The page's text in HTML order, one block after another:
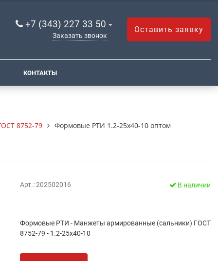
+7 (343) 227 33 50
Заказать звонок
Оставить заявку
КОНТАКТЫ
8752-79 Формовые РТИ 1.2-25х40-10 оптом
Арт.: 202502016 В наличии
Формовые РТИ - Манжеты армированные (сальники) ГОСТ
8752-79 - 1.2-25х40-10